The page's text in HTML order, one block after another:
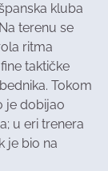
kluba
terenu se
ritma
taktičke
Tokom
je dobijao
u eri trenera
je bio na